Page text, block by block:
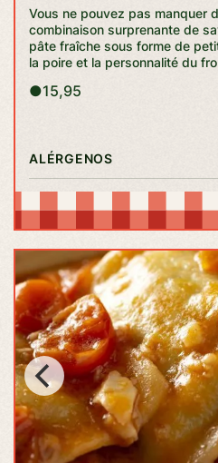
Vous ne pouvez pas manquer
combinaison surprenante de
pâte fraîche sous forme de
la poire et la personnalité du
●15,95
ALÉRGENOS